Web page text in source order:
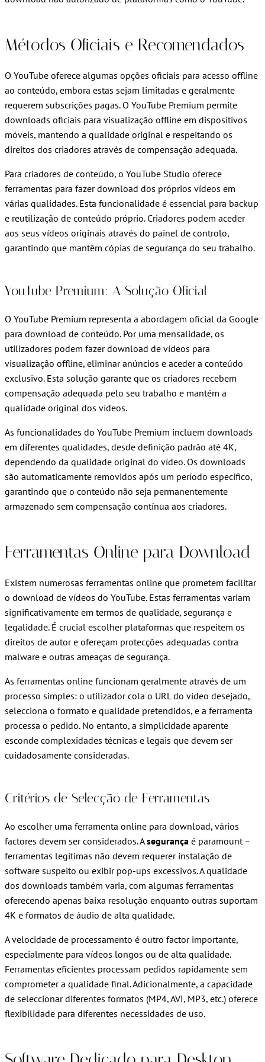
Métodos Oficiais e Recomendados
O YouTube oferece algumas opções oficiais para acesso offline
ao conteúdo, embora estas sejam limitadas e geralmente
requerem subscrições pagas. O YouTube Premium permite
downloads oficiais para visualização offline em dispositivos
móveis, mantendo a qualidade original e respeitando os
direitos dos criadores através de compensação adequada.
Para criadores de conteúdo, o YouTube Studio oferece
ferramentas para fazer download dos próprios vídeos em
várias qualidades. Esta funcionalidade é essencial para backup
e reutilização de conteúdo próprio. Criadores podem aceder
aos seus vídeos originais através do painel de controlo,
garantindo que mantêm cópias de segurança do seu trabalho.
YouTube Premium: A Solução Oficial
O YouTube Premium representa a abordagem oficial da Google
para download de conteúdo. Por uma mensalidade, os
utilizadores podem fazer download de vídeos para
visualização offline, eliminar anúncios e aceder a conteúdo
exclusivo. Esta solução garante que os criadores recebem
compensação adequada pelo seu trabalho e mantém a
qualidade original dos vídeos.
As funcionalidades do YouTube Premium incluem downloads
em diferentes qualidades, desde definição padrão até 4K,
dependendo da qualidade original do vídeo. Os downloads
são automaticamente removidos após um período específico,
garantindo que o conteúdo não seja permanentemente
armazenado sem compensação contínua aos criadores.
Ferramentas Online para Download
Existem numerosas ferramentas online que prometem facilitar
o download de vídeos do YouTube. Estas ferramentas variam
significativamente em termos de qualidade, segurança e
legalidade. É crucial escolher plataformas que respeitem os
direitos de autor e ofereçam protecções adequadas contra
malware e outras ameaças de segurança.
As ferramentas online funcionam geralmente através de um
processo simples: o utilizador cola o URL do vídeo desejado,
selecciona o formato e qualidade pretendidos, e a ferramenta
processa o pedido. No entanto, a simplicidade aparente
esconde complexidades técnicas e legais que devem ser
cuidadosamente consideradas.
Critérios de Selecção de Ferramentas
Ao escolher uma ferramenta online para download, vários
factores devem ser considerados. Asegurança é paramount –
ferramentas legítimas não devem requerer instalação de
software suspeito ou exibir pop-ups excessivos. A qualidade
dos downloads também varia, com algumas ferramentas
oferecendo apenas baixa resolução enquanto outras suportam
4K e formatos de áudio de alta qualidade.
A velocidade de processamento é outro factor importante,
especialmente para vídeos longos ou de alta qualidade.
Ferramentas eficientes processam pedidos rapidamente sem
comprometer a qualidade final. Adicionalmente, a capacidade
de seleccionar diferentes formatos (MP4, AVI, MP3, etc.) oferece
flexibilidade para diferentes necessidades de uso.